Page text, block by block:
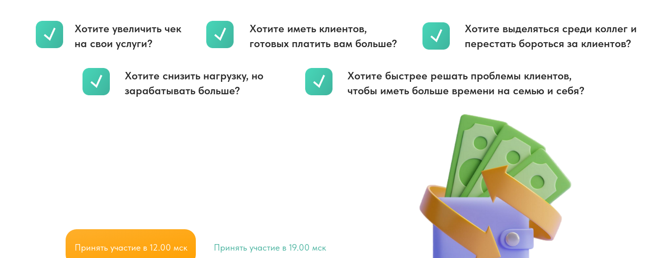
Хотите увеличить чек
на свои услуги?
Хотите иметь клиентов,
готовых платить вам больше?
Принять участие в 12.00 мск Принять участие в 19.00 мск
Хотите выделяться среди коллег и
перестать бороться за клиентов?
Хотите снизить нагрузку, но
зарабатывать больше?
Хотите быстрее решать проблемы клиентов,
чтобы иметь больше времени на семью и себя?